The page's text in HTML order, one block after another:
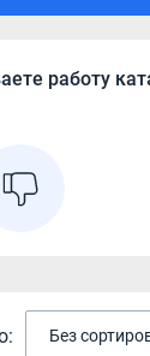
работу
Без